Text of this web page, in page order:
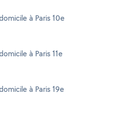
à Paris 10e
à Paris 11e
à Paris 19e